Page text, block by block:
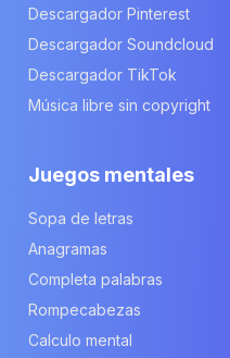
Descargador Pinterest
Descargador Soundcloud
Descargador TikTok
Música libre sin copyright
Juegos mentales
Sopa de letras
Anagramas
Completa palabras
Rompecabezas
Calculo mental